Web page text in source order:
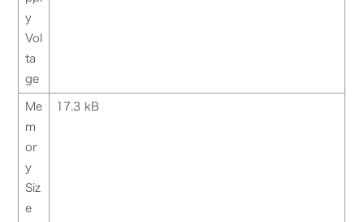
y
Vol
ta
ge
Me
m
or
y
Siz
e
17.3 kB